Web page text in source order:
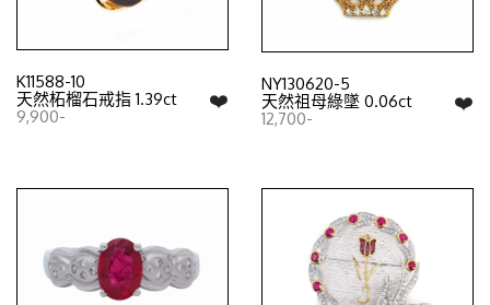
K11588-10
❤️
天然柘榴石戒指 1.39ct
9,900-
NY130620-5
❤️
天然祖母綠墜 0.06ct
12,700-